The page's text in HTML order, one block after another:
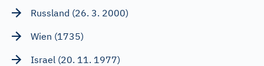
Russland (26. 3. 2000)
Wien (1735)
Israel (20. 11. 1977)